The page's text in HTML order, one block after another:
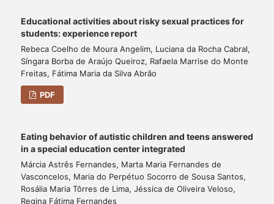
Educational activities about risky sexual practices for
students: experience report
Rebeca Coelho de Moura Angelim, Luciana da Rocha Cabral,
Síngara Borba de Araújo Queiroz, Rafaela Marrise do Monte
Freitas, Fátima Maria da Silva Abrão
PDF
Eating behavior of autistic children and teens answered
in a special education center integrated
Márcia Astrês Fernandes, Marta Maria Fernandes de
Vasconcelos, Maria do Perpétuo Socorro de Sousa Santos,
Rosália Maria Tôrres de Lima, Jéssica de Oliveira Veloso,
Regina Fátima Fernandes